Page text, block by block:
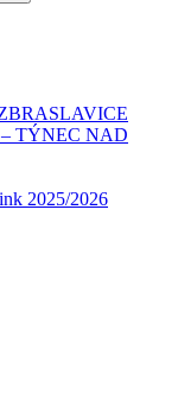
TÝNEC NAD
2025/2026